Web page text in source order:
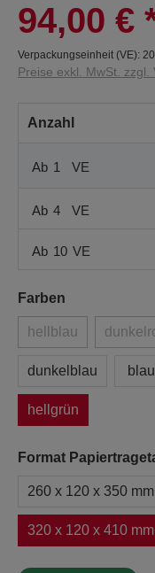
94,00 €
Verpackungseinheit (VE):
Preise exkl. MwSt. zzgl.
Anzahl
Ab 1 VE
Ab 4 VE
Ab 10 VE
Farben
hellblau
dunkelblau blau
hellgrün
Format
260 x 120 x 350 mm
320 x 120 x 410 mm